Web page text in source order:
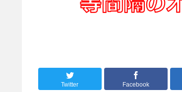
Twitter Facebook